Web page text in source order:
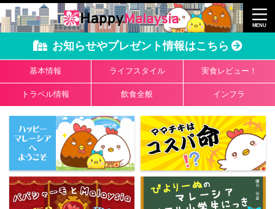
お知らせやプレゼント情報はこちら
基本情報 ライフスタイル 実食レビュー！
トラベル情報 飲食全般 インフラ